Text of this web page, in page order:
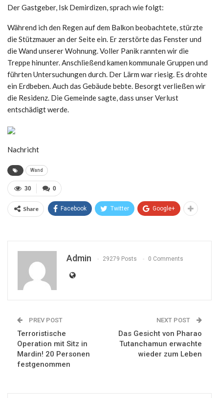
Der Gastgeber, Isk Demirdizen, sprach wie folgt:
Während ich den Regen auf dem Balkon beobachtete, stürzte
die Stützmauer an der Seite ein. Er zerstörte das Fenster und
die Wand unserer Wohnung. Voller Panik rannten wir die
Treppe hinunter. Anschließend kamen kommunale Gruppen und
führten Untersuchungen durch. Der Lärm war riesig. Es drohte
ein Erdbeben. Auch das Gebäude bebte. Besorgt verließen wir
die Residenz. Die Gemeinde sagte, dass unser Verlust
entschädigt werde.
Nachricht
Wand
0
30
Share Facebook Twitter Google+
Admin 29279 Posts 0 Comments
PREV POST
Terroristische
Operation mit Sitz in
Mardin! 20 Personen
festgenommen
NEXT POST
Das Gesicht von Pharao
Tutanchamun erwachte
wieder zum Leben